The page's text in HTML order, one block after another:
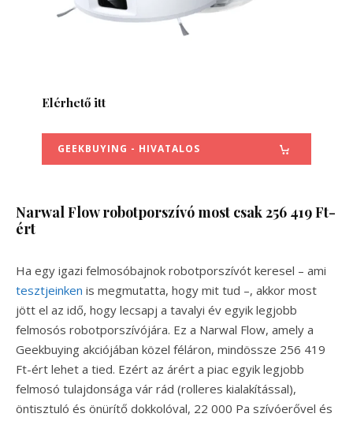
Elérhető itt
GEEKBUYING - HIVATALOS
Narwal Flow robotporszívó most csak 256 419 Ft-
ért
Ha egy igazi felmosóbajnok robotporszívót keresel – ami
tesztjeinken is megmutatta, hogy mit tud –, akkor most
jött el az idő, hogy lecsapj a tavalyi év egyik legjobb
felmosós robotporszívójára. Ez a Narwal Flow, amely a
Geekbuying akciójában közel féláron, mindössze 256 419
Ft-ért lehet a tied. Ezért az árért a piac egyik legjobb
felmosó tulajdonsága vár rád (rolleres kialakítással),
öntisztuló és önürítő dokkolóval, 22 000 Pa szívóerővel és